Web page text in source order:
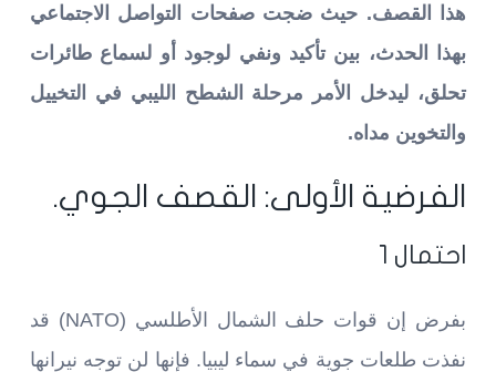
هذا القصف. حيث ضجت صفحات التواصل الاجتماعي
بهذا الحدث، بين تأكيد ونفي لوجود أو لسماع طائرات
تحلق، ليدخل الأمر مرحلة الشطح الليبي في التخييل
والتخوين مداه.
الفرضية الأولى: القصف الجوي.
احتمال 1
بفرض إن قوات حلف الشمال الأطلسي (NATO) قد
نفذت طلعات جوية في سماء ليبيا. فإنها لن توجه نيرانها